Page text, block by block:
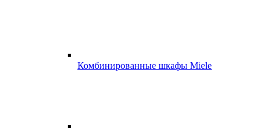
Комбинированные шкафы Miele